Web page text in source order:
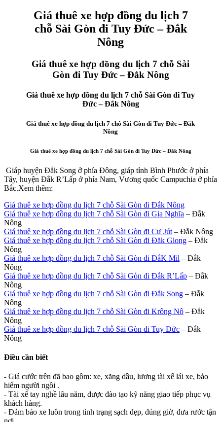
Giá thuê xe hợp đồng du lịch 7
chỗ Sài Gòn đi Tuy Đức – Đắk
Nông
Giá thuê xe hợp đồng du lịch 7 chỗ Sài
Gòn đi Tuy Đức – Đắk Nông
Giá thuê xe hợp đồng du lịch 7 chỗ Sài Gòn đi Tuy
Đức – Đắk Nông
Giá thuê xe hợp đồng du lịch 7 chỗ Sài Gòn đi Tuy Đức – Đắk
Nông
Giá thuê xe hợp đồng du lịch 7 chỗ Sài Gòn đi Tuy Đức – Đắk Nông
Giáp huyện Đắk Song ở phía Đông, giáp tỉnh Bình Phước ở phía
Tây, huyện Đắk R’Lấp ở phía Nam, Vương quốc Campuchia ở phía
Bắc.Xem thêm:
Giá thuê xe hợp đồng du lịch 7 chỗ Sài Gòn đi Đắk Nông
Giá thuê xe hợp đồng du lịch 7 chỗ Sài Gòn đi Gia Nghĩa – Đắk
Nông
Giá thuê xe hợp đồng du lịch 7 chỗ Sài Gòn đi Cư Jút – Đắk Nông
Giá thuê xe hợp đồng du lịch 7 chỗ Sài Gòn đi Đăk Glong – Đắk
Nông
Giá thuê xe hợp đồng du lịch 7 chỗ Sài Gòn đi ĐắK Mil – Đắk
Nông
Giá thuê xe hợp đồng du lịch 7 chỗ Sài Gòn đi Đắk R’Lấp – Đắk
Nông
Giá thuê xe hợp đồng du lịch 7 chỗ Sài Gòn đi Đắk Song – Đắk
Nông
Giá thuê xe hợp đồng du lịch 7 chỗ Sài Gòn đi Krông Nô – Đắk
Nông
Giá thuê xe hợp đồng du lịch 7 chỗ Sài Gòn đi Tuy Đức – Đắk
Nông
Điều cần biết
- Giá cước trên đã bao gồm: xe, xăng dầu, lương tài xế lái xe, bảo
hiểm người ngồi .
- Tài xế tay nghề lâu năm, được đào tạo kỹ năng giao tiếp phục vụ
khách hàng.
- Đảm bảo xe luôn trong tình trạng sạch đẹp, đúng giờ, đưa rước tận